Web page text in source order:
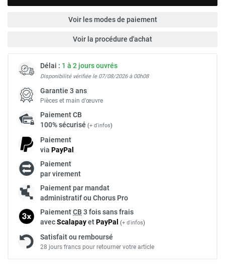
Voir les modes de paiement
Voir la procédure d'achat
Délai : 1 à 2 jours ouvrés
Disponibilité vérifiée le 07/08/2026 à 00h08
Garantie 3 ans
Pièces et main d’œuvre
PaiementCB
100% sécurisé (+ d'infos)
Paiement
via PayPal
Paiement
par virement
Paiement par mandat
administratif ou Chorus Pro
PaiementCB 3 fois sans frais
avecScalapayetPayPal (+ d'infos)
Satisfait ou remboursé
28 jours francs pour retourner votre article